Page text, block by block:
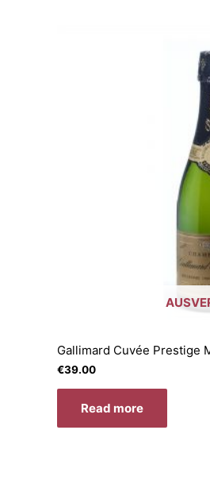
Gallimard Cuvée Prestige
€39.00
Read more